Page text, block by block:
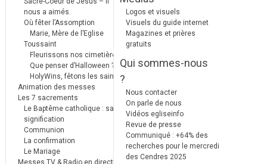
nous a aimés.
Où fêter l’Assomption
Marie, Mère de l’Eglise
Toussaint
Fleurissons nos cimetières
Que penser d’Halloween ?
HolyWins, fêtons les saints !
Animation des messes
Les 7 sacrements
Le Baptême catholique : sa
signification
Communion
La confirmation
Le Mariage
Messes TV & Radio en direct
Logos et visuels
Visuels du guide internet
Magazines et prières
gratuits
Qui sommes-nous
?
Nous contacter
On parle de nous
Vidéos egliseinfo
Revue de presse
Communiqué : +64% des
recherches pour le mercredi
des Cendres 2025